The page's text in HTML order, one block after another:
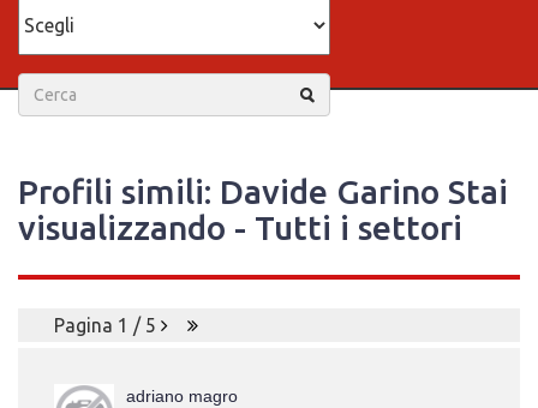
Profili simili: Davide Garino Stai
visualizzando - Tutti i settori
Pagina 1 / 5
adriano magro